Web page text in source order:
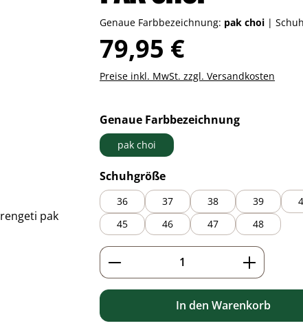
Genaue Farbbezeichnung: pak choi |
Regulärer Preis:
79,95 €
Preise inkl. MwSt. zzgl. Versandkosten
Genaue Farbbezeichnungauswählen
pak choi
Schuhgrößeauswählen
36 37 38 39
45
46 47 48
Produkt Anzahl: Gib den
In den Warenkorb